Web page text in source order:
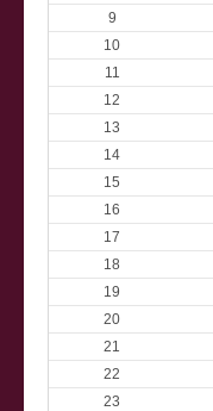
9
10
11
12
13
14
15
16
17
18
19
20
21
22
23